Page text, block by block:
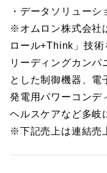
・データソリューシ
※オムロン株式会社
ロール+Think」技
リーディングカンパ
とした制御機器、電
発電用パワーコンデ
ヘルスケアなど多岐
※下記売上は連結売